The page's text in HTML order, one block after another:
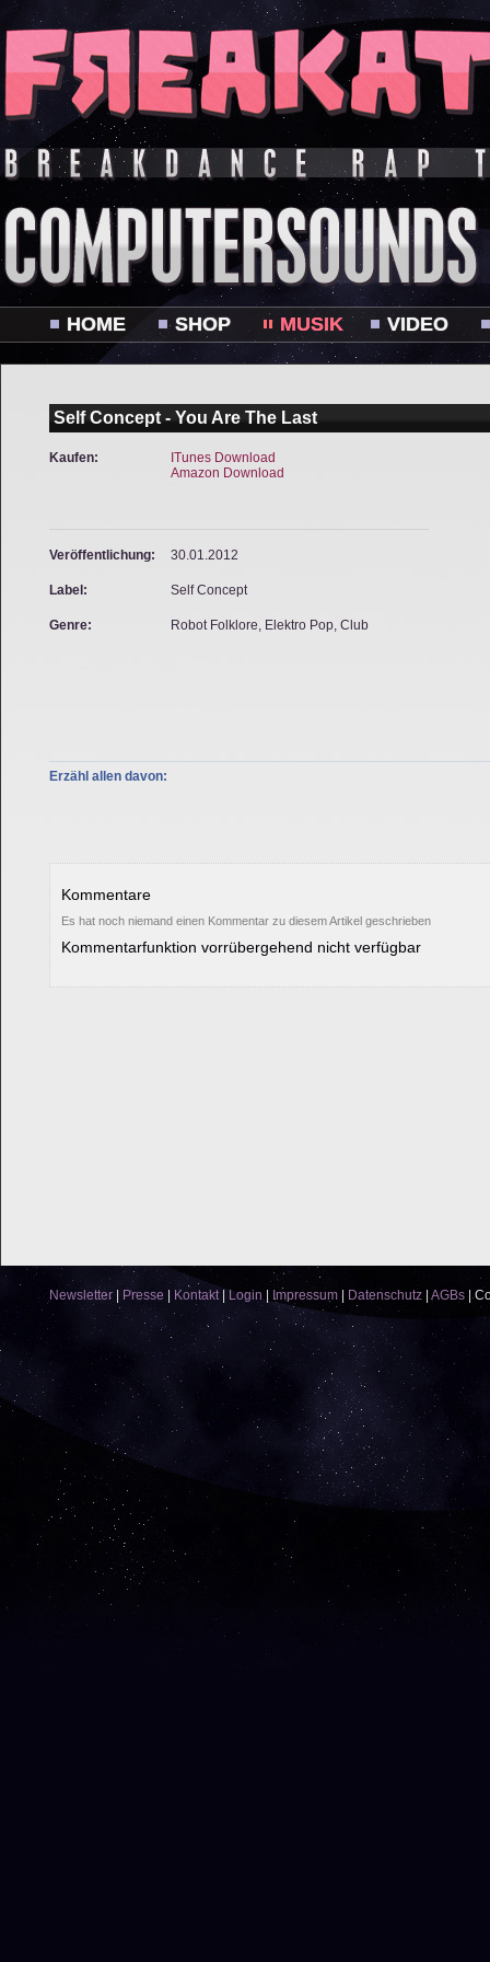
HOME SHOP MUSIK VIDEO
Self Concept - You Are The Last
Kaufen:
ITunes Download
Amazon Download
Veröffentlichung: 30.01.2012
Label: Self Concept
Genre: Robot Folklore, Elektro Pop, Club
Erzähl allen davon:
Kommentare
Es hat noch niemand einen Kommentar zu diesem Artikel geschrieben
Kommentarfunktion vorrübergehend nicht verfügbar
Newsletter Presse Kontakt| Login Impressum | Datenschutz AGBs |